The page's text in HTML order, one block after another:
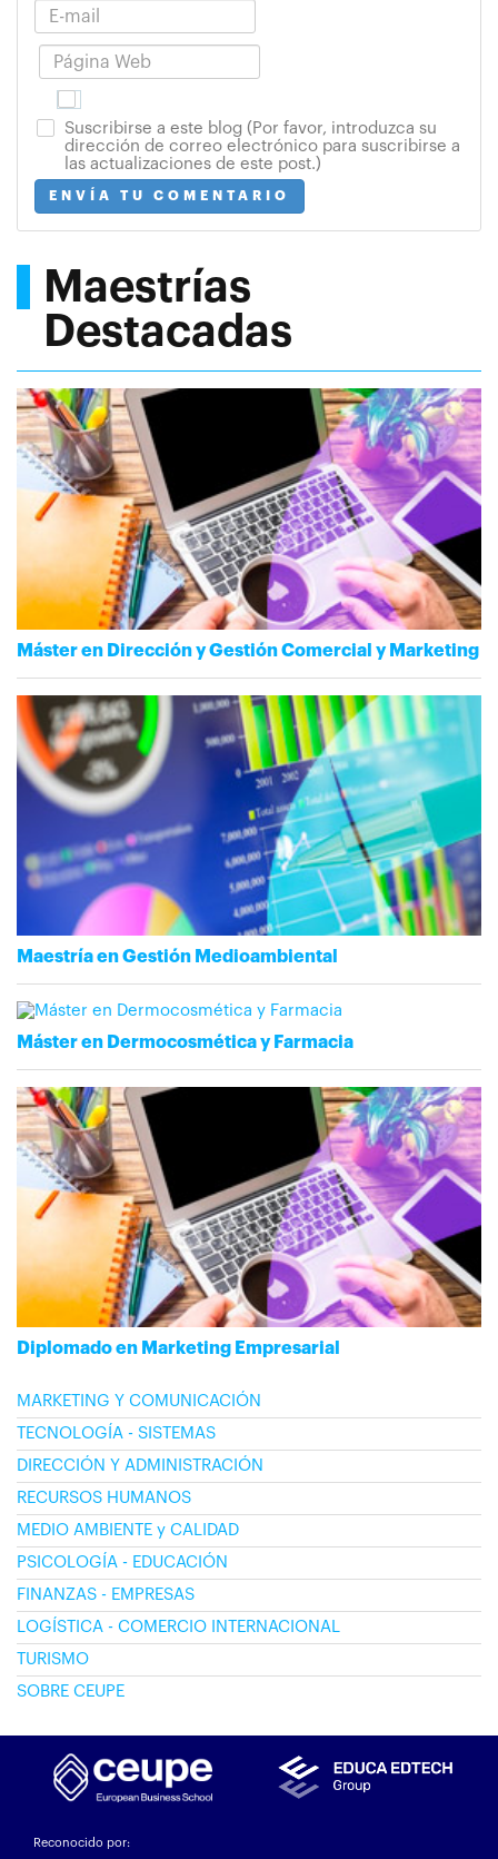
Suscribirse a este blog (Por favor, introduzca su
dirección de correo electrónico para suscribirse a
las actualizaciones de este post.)
ENVÍA TU COMENTARIO
Maestrías
Destacadas
Máster en Dirección y Gestión Comercial y Marketing
Maestría en Gestión Medioambiental
Máster en Dermocosmética y Farmacia
Diplomado en Marketing Empresarial
MARKETING Y COMUNICACIÓN
TECNOLOGÍA - SISTEMAS
DIRECCIÓN Y ADMINISTRACIÓN
RECURSOS HUMANOS
MEDIO AMBIENTE y CALIDAD
PSICOLOGÍA - EDUCACIÓN
FINANZAS - EMPRESAS
LOGÍSTICA - COMERCIO INTERNACIONAL
TURISMO
SOBRE CEUPE
Reconocido por: